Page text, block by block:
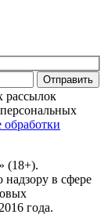
Отправить
рассылок
(18+).
надзору в сфере
года.